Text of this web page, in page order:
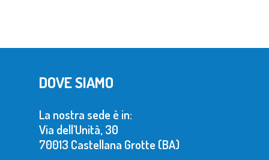
DOVE SIAMO
La nostra sede è in:
Via dell’Unità, 30
70013 Castellana Grotte (BA)